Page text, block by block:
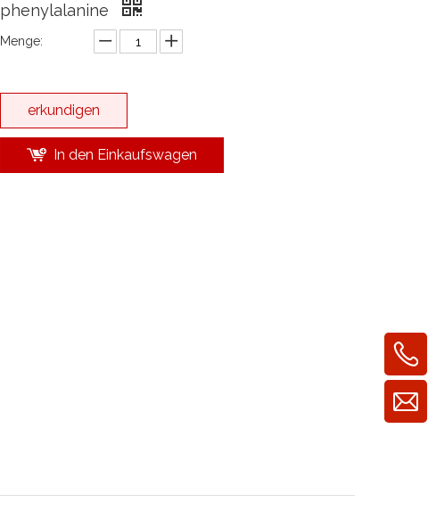
phenylalanine
Menge:
erkundigen
In den Einkaufswagen